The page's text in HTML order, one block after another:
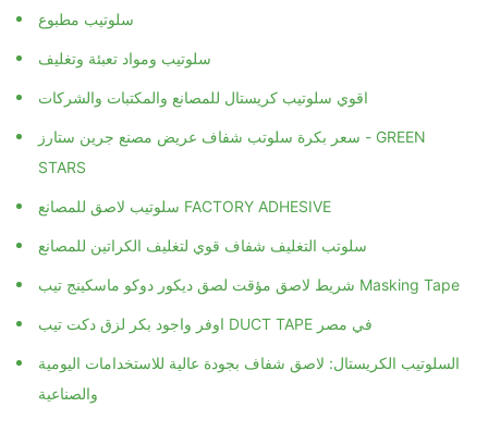
سلوتيب مطبوع
سلوتيب ومواد تعبئة وتغليف
اقوي سلوتيب كريستال للمصانع والمكتبات والشركات
سعر بكرة سلوتب شفاف عريض مصنع جرين ستارز - GREEN
STARS
سلوتيب لاصق للمصانع FACTORY ADHESIVE
سلوتب التغليف شفاف قوي لتغليف الكراتين للمصانع
شريط لاصق مؤقت لصق ديكور دوكو ماسكينج تيب Masking Tape
اوفر واجود بكر لزق دكت تيب DUCT TAPE في مصر
السلوتيب الكريستال: لاصق شفاف بجودة عالية للاستخدامات اليومية
والصناعية